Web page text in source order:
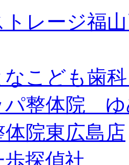
レージ福
なこども歯
パ整体院 ゆ
体院東広島店
探偵社